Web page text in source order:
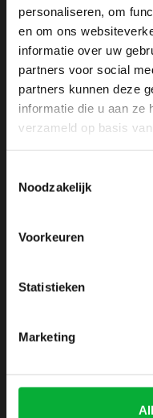
personaliseren, om
en om ons
informatie over uw
partners voor social
partners kunnen deze
informatie die u aan ze
verzameld op basis
Noodzakelijk
Voorkeuren
Statistieken
Marketing